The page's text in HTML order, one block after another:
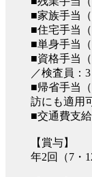
■家族手当
■住宅手当
■単身手当（
■資格手当
／検査員：3
■帰省手当
訪にも適用
■交通費支
【賞与】
年2回（7・